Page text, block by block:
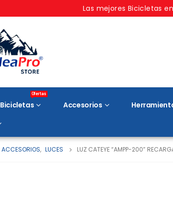
Las mejores Bicicletas
Bicicletas
Ofertas
Accesorios
ACCESORIOS, LUCES LUZ CATEYE “AMPP-200”